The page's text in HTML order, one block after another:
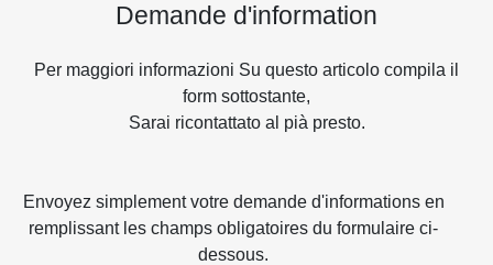
Demande d'information
Per maggiori informazioni Su questo articolo compila il
form sottostante,
Sarai ricontattato al pià presto.
Envoyez simplement votre demande d'informations en
remplissant les champs obligatoires du formulaire ci-
dessous.